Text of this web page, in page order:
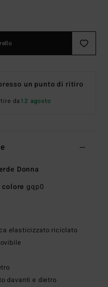
un punto di ritiro
da12 agosto
Donna
colore gqp0
elasticizzato riciclato
davanti e dietro